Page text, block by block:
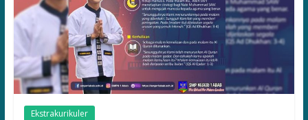
for
the
Future
Leaders
Ekstrakurikuler